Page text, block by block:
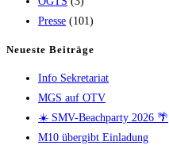
Presse (101)
Neueste Beiträge
Info Sekretariat
MGS auf OTV
☀️ SMV-Beachparty 2026 🌴
M10 übergibt Einladung